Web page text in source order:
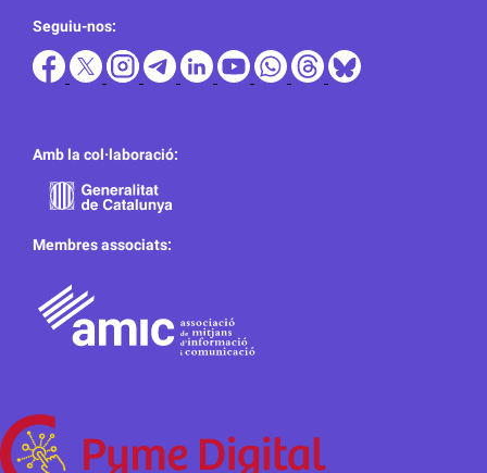
Seguiu-nos:
Amb la col·laboració:
Membres associats: